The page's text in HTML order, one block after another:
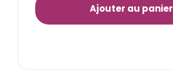
Ajouter au panier